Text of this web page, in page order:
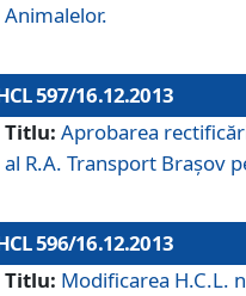
Animalelor.
597/16.12.2013
Titlu: Aprobarea
al R.A. Transport Braşov
596/16.12.2013
Titlu: Modificarea H.C.L.